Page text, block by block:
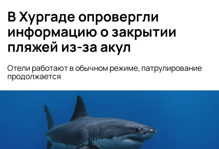
В Хургаде опровергли
информацию о закрытии
пляжей из-за акул
Отели работают в обычном режиме, патрулирование
продолжается